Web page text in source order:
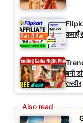
कमाएँ
बनी
तस्वीर